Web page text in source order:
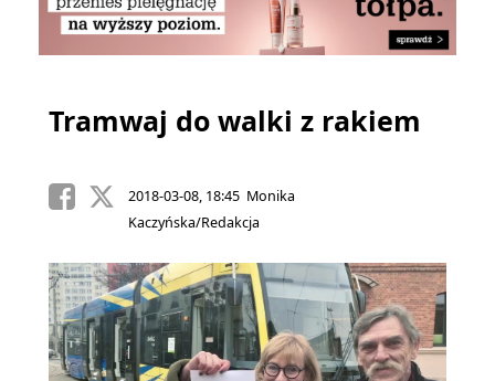
Tramwaj do walki z rakiem
2018-03-08, 18:45 Monika
Kaczyńska/Redakcja